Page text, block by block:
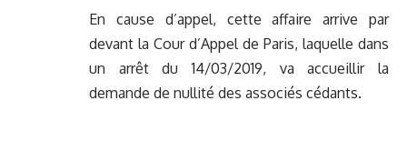
En cause d’appel, cette affaire arrive par
devant la Cour d’Appel de Paris, laquelle dans
un arrêt du 14/03/2019, va accueillir la
demande de nullité des associés cédants.